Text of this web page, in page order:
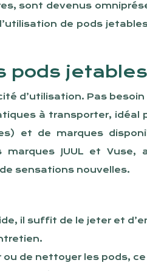
sont devenus
de pods
pods jetables
d’utilisation. Pas
à transporter,
et de marques
JUUL et
sensations nouvelles.
il suffit de le jeter et
ou de nettoyer les pods,